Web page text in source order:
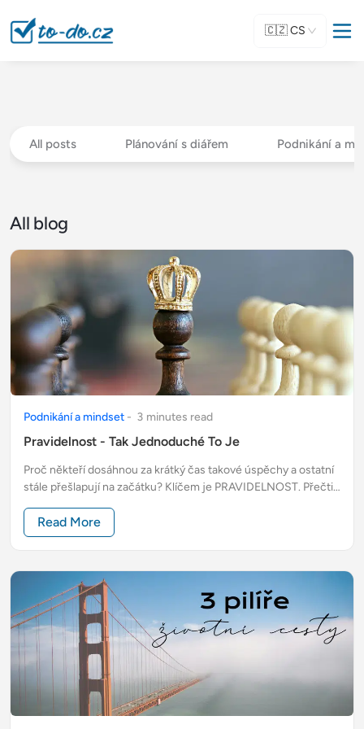
🇨🇿CS
All posts Plánování s diářem Podnikání a
All blog
Podnikání a mindset - 3 minutes read
Pravidelnost - Tak Jednoduché To Je
Proč někteří dosáhnou za krátký čas takové úspěchy a ostatní
stále přešlapují na začátku? Klíčem je PRAVIDELNOST. Přečti
Read More